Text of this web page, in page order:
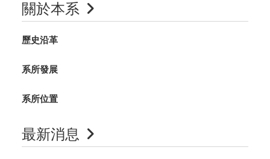
關於本系
歷史沿革
系所發展
系所位置
最新消息